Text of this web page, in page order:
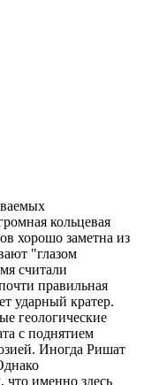
кольцевая
хорошо заметна из
"глазом
считали
правильная
ударный кратер.
геологические
с поднятием
Иногда Ришат
именно здесь